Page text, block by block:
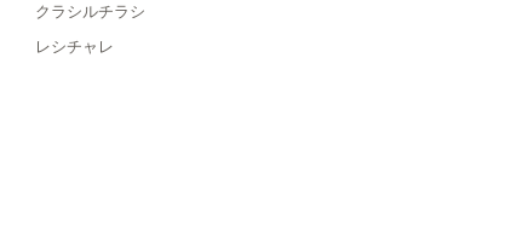
クラシルチラシ
レシチャレ